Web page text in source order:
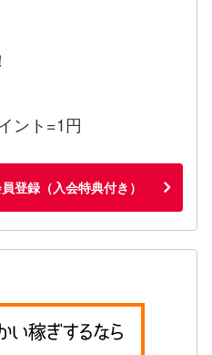
ント=1円
登録（入会特典付き）